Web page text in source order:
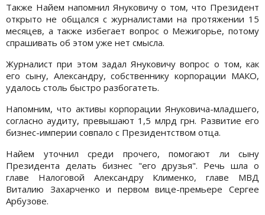
Также Найем напомнил Януковичу о том, что Президент
открыто не общался с журналистами на протяжении 15
месяцев, а также избегает вопрос о Межигорье, потому
спрашивать об этом уже нет смысла.
Журналист при этом задал Януковичу вопрос о том, как
его сыну, Александру, собственнику корпорации МАКО,
удалось столь быстро разбогатеть.
Напомним, что активы корпорации Януковича-младшего,
согласно аудиту, превышают 1,5 млрд грн. Развитие его
бизнес-империи совпало с Президентством отца.
Найем уточнил среди прочего, помогают ли сыну
Президента делать бизнес "его друзья". Речь шла о
главе Налоговой Александру Клименко, главе МВД
Виталию Захарченко и первом вице-премьере Сергее
Арбузове.